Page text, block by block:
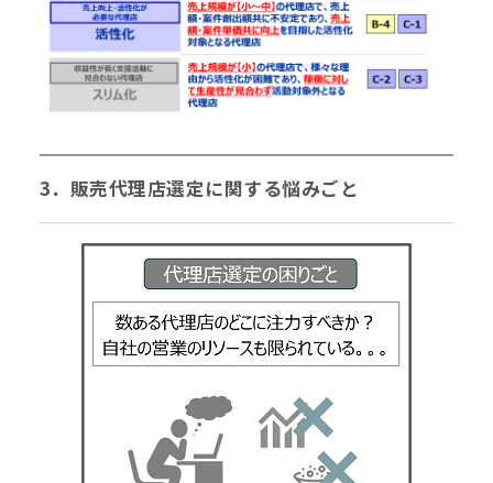
3．販売代理店選定に関する悩みごと